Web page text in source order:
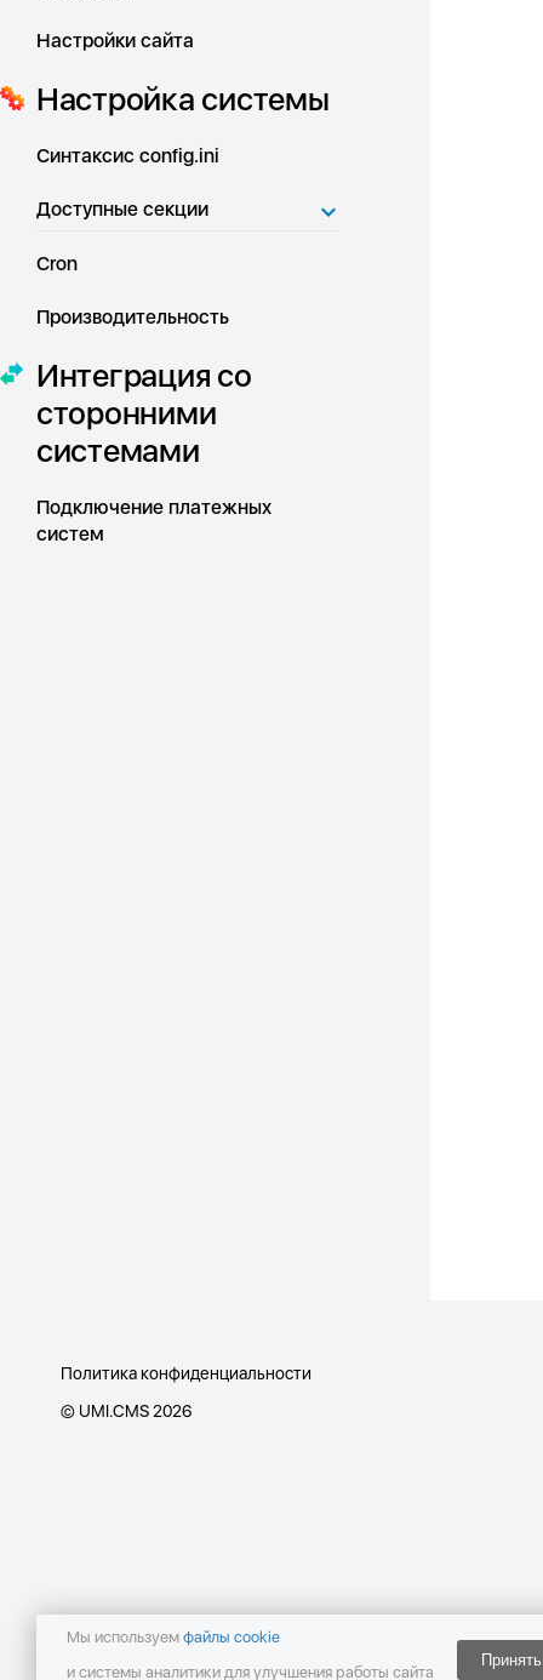
Настройки сайта
Настройка системы
Синтаксис config.ini
Доступные секции
Cron
Производительность
Интеграция со
сторонними
системами
Подключение платежных
систем
Политика конфиденциальности
© UMI.CMS 2026
Мы используемфайлы cookie
и системы аналитики для улучшения работы сайта
Принять